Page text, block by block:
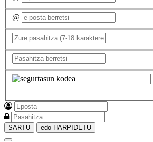
@
SARTU edo HARPIDETU